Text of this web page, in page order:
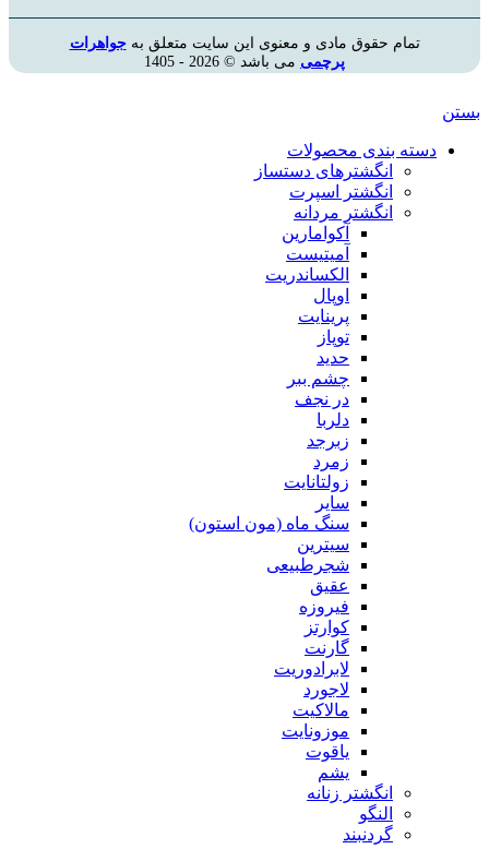
تمام حقوق مادی و معنوی این سایت متعلق بهجواهرات
پرچمی می باشد © 2026 - 1405
بستن
دسته بندی محصولات
انگشترهای دستساز
انگشتر اسپرت
انگشتر مردانه
آکوامارین
آمیتیست
الکساندریت
اوپال
پرینایت
توپاز
حدید
چشم ببر
در نجف
دلربا
زبرجد
زمرد
زولتانایت
سایر
سنگ ماه (مون استون)
سیترین
شجرطبیعی
عقیق
فیروزه
کوارتز
گارنت
لابرادوریت
لاجورد
مالاکیت
موزونایت
یاقوت
یشم
انگشتر زنانه
النگو
گردنبند